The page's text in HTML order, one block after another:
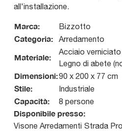
all'installazione.
Marca: Bizzotto
Categoria: Arredamento
Materiale:
Acciaio
Legno di abete
Dimensioni:90 x 200 x 77 cm
Stile: Industriale
Capacità: 8 persone
Disponibile presso:
Visone Arredamenti Strada